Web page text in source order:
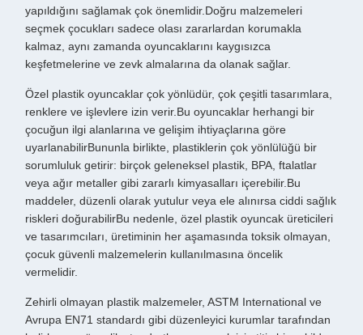
yapıldığını sağlamak çok önemlidir.Doğru malzemeleri
seçmek çocukları sadece olası zararlardan korumakla
kalmaz, aynı zamanda oyuncaklarını kaygısızca
keşfetmelerine ve zevk almalarına da olanak sağlar.
Özel plastik oyuncaklar çok yönlüdür, çok çeşitli tasarımlara,
renklere ve işlevlere izin verir.Bu oyuncaklar herhangi bir
çocuğun ilgi alanlarına ve gelişim ihtiyaçlarına göre
uyarlanabilirBununla birlikte, plastiklerin çok yönlülüğü bir
sorumluluk getirir: birçok geleneksel plastik, BPA, ftalatlar
veya ağır metaller gibi zararlı kimyasalları içerebilir.Bu
maddeler, düzenli olarak yutulur veya ele alınırsa ciddi sağlık
riskleri doğurabilirBu nedenle, özel plastik oyuncak üreticileri
ve tasarımcıları, üretiminin her aşamasında toksik olmayan,
çocuk güvenli malzemelerin kullanılmasına öncelik
vermelidir.
Zehirli olmayan plastik malzemeler, ASTM International ve
Avrupa EN71 standardı gibi düzenleyici kurumlar tarafından